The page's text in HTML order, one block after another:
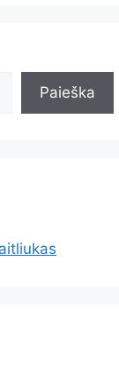
Paieška